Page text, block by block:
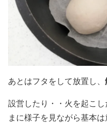
あとはフタをして放置し、
設営したり・・火を起こ
まに様子を見ながら基本